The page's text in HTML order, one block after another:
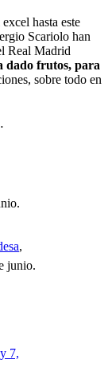
hasta este
Scariolo han
Real Madrid
dado frutos, para
sobre todo en
,
junio.
7,